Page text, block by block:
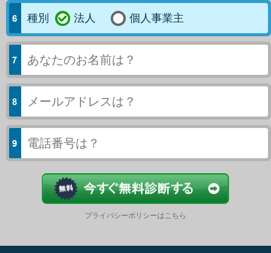
種別 法人 個人事業主
プライバシーポリシーはこちら